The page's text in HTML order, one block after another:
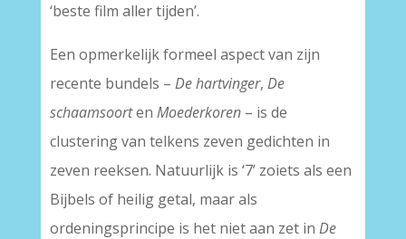
‘beste film aller tijden’.
Een opmerkelijk formeel aspect van zijn
recente bundels – De hartvinger, De
schaamsoorten Moederkoren– is de
clustering van telkens zeven gedichten in
zeven reeksen. Natuurlijk is ‘7’ zoiets als een
Bijbels of heilig getal, maar als
ordeningsprincipe is het niet aan zet in De